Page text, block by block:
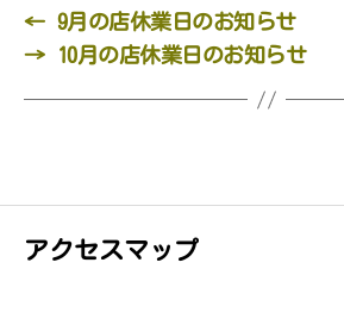
← 9月の店休業日のお知らせ
→
10月の店休業日のお知らせ
アクセスマップ